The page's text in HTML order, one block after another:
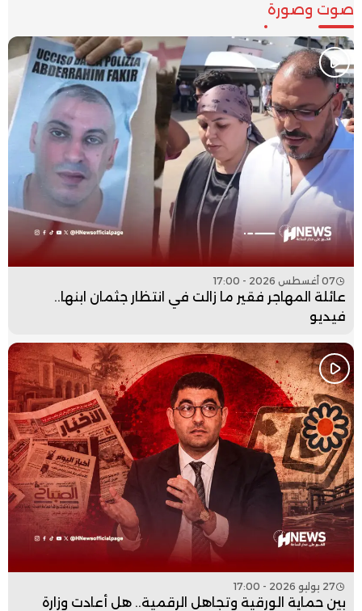
صوت وصورة
07 أغسطس 2026 - 17:00
عائلة المهاجر فقير ما زالت في انتظار جثمان ابنها..
فيديو
27 يوليو 2026 - 17:00
بين حماية الورقية وتجاهل الرقمية.. هل أعادت وزارة